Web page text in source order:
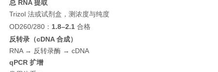
总 RNA 提取
Trizol 法或试剂盒，测浓度与纯度
OD260/280： 1.8–2.1 合格
反转录（cDNA 合成）
RNA → 反转录酶 → cDNA
qPCR 扩增